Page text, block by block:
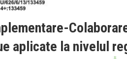
aplicate la nivelul